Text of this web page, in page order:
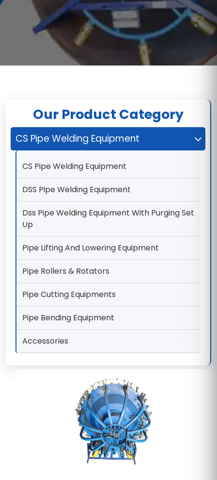
Our Product Category
CS Pipe Welding Equipment
CS Pipe Welding Equipment
DSS Pipe Welding Equipment
Dss Pipe Welding Equipment With Purging Set
Up
Pipe Lifting And Lowering Equipment
Pipe Rollers & Rotators
Pipe Cutting Equipments
Pipe Bending Equipment
Accessories